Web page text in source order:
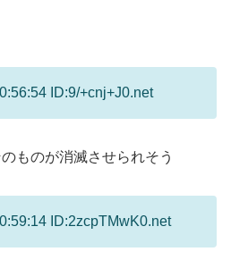
ID:9/+cnj+J0.net
ものが消滅させられそう
ID:2zcpTMwK0.net